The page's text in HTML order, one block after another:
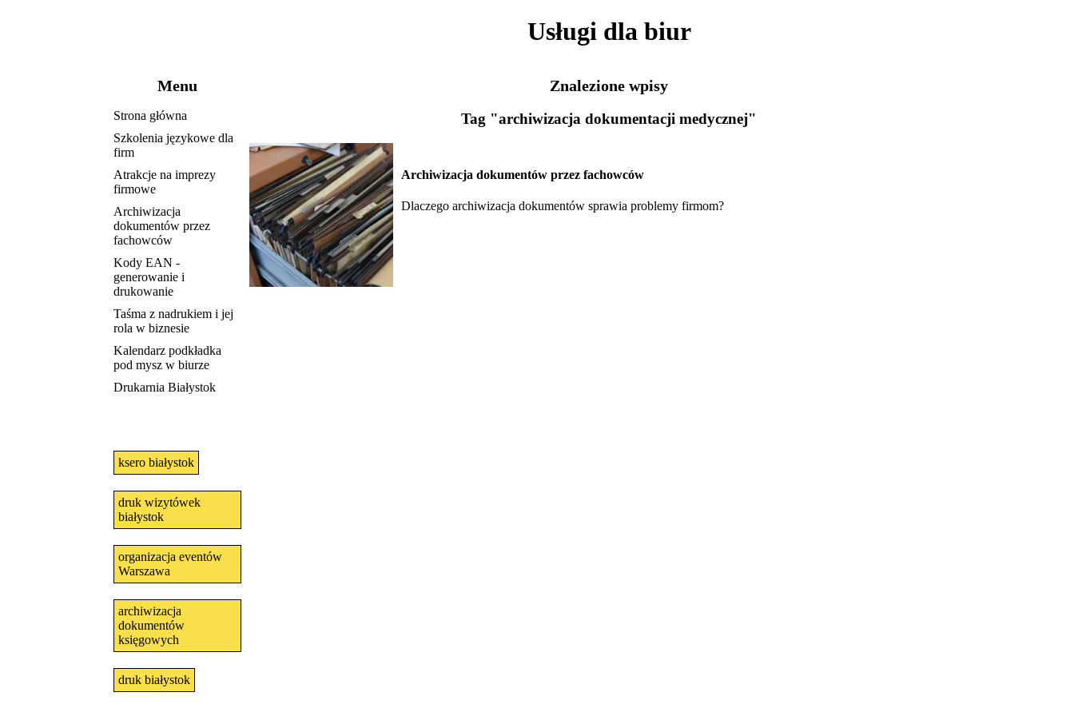
Usługi dla biur
Menu
Strona główna
Szkolenia językowe dla
firm
Atrakcje na imprezy
firmowe
Archiwizacja
dokumentów przez
fachowców
Kody EAN -
generowanie i
drukowanie
Taśma z nadrukiem i jej
rola w biznesie
Kalendarz podkładka
pod mysz w biurze
Drukarnia Białystok
ksero białystok
druk wizytówek
białystok
organizacja eventów
Warszawa
archiwizacja
dokumentów
księgowych
druk białystok
Znalezione wpisy
Tag "archiwizacja dokumentacji medycznej"
Archiwizacja dokumentów przez fachowców
Dlaczego archiwizacja dokumentów sprawia problemy firmom?